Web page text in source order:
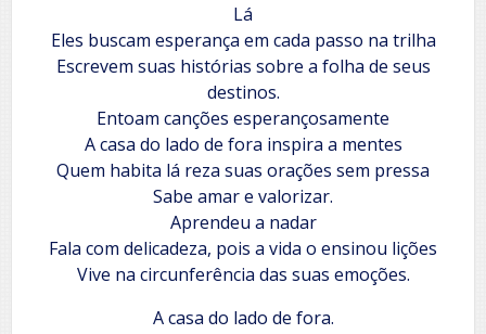
Lá
Eles buscam esperança em cada passo na trilha
Escrevem suas histórias sobre a folha de seus
destinos.
Entoam canções esperançosamente
A casa do lado de fora inspira a mentes
Quem habita lá reza suas orações sem pressa
Sabe amar e valorizar.
Aprendeu a nadar
Fala com delicadeza, pois a vida o ensinou lições
Vive na circunferência das suas emoções.
A casa do lado de fora.